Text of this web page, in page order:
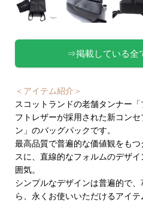
⇒掲載している全
＜アイテム紹介＞
スコットランドの老舗タンナー
フトレザーが採用された新コン
ン」のバッグパックです。
最高品質で普遍的な価値観をも
スに、直線的なフォルムのデザ
囲気。
シンプルなデザインは普遍的で
ら、永くお使いいただけるアイテ